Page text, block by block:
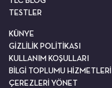
TESTLER
KÜNYE
GİZLİLİK POLİTİKASI
KULLANIM KOŞULLARI
BİLGİ TOPLUMU HİZMETLERİ
ÇEREZLERİ YÖNET